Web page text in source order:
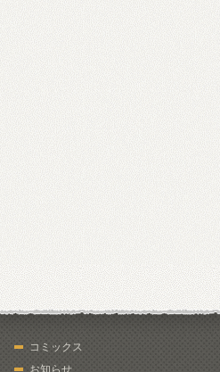
コミックス
お知らせ